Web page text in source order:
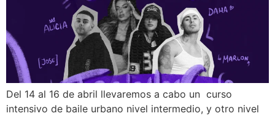
Del 14 al 16 de abril llevaremos a cabo un curso
intensivo de baile urbano nivel intermedio, y otro nivel